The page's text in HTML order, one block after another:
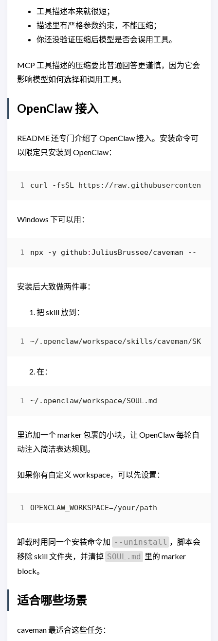
工具描述本来就很短；
描述里有严格参数约束，不能压缩；
你还没验证压缩后模型是否会误用工具。
MCP 工具描述的压缩要比普通回答更谨慎，因为它会
影响模型如何选择和调用工具。
OpenClaw 接入
README 还专门介绍了 OpenClaw 接入。安装命令可
以限定只安装到 OpenClaw：
curl -fsSL https://
Windows 下可以用：
npx -y github :JuliusBrussee/caveman --
安装后大致做两件事：
把 skill 放到：
在：
里追加一个 marker 包裹的小块，让 OpenClaw 每轮自
动注入简洁表达规则。
如果你有自定义 workspace，可以先设置：
卸载时用同一个安装命令加 --uninstall ，脚本会
移除 skill 文件夹，并清掉 SOUL.md 里的 marker
block。
适合哪些场景
caveman 最适合这些任务：